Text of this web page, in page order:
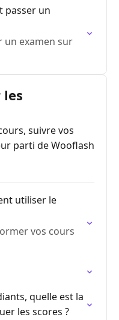
passer un
un examen sur
les
suivre vos
parti de Wooflash
utiliser le
vos cours
quelle est la
les scores ?